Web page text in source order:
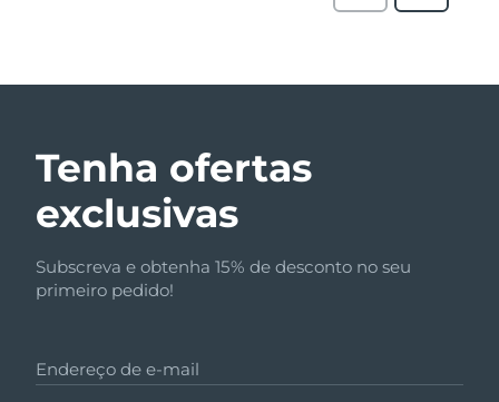
Tenha ofertas
exclusivas
Subscreva e obtenha 15% de desconto no seu
primeiro pedido!
Endereço de e-mail